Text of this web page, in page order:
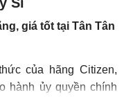
giá tốt tại Tân Tân
của hãng Citizen,
hành ủy quyền chính